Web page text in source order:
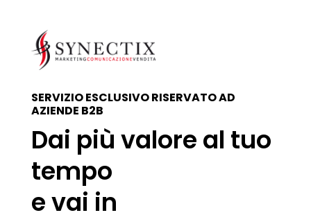
SERVIZIO ESCLUSIVO RISERVATO AD
AZIENDE B2B
Dai più valore al tuo
tempo
e vai in